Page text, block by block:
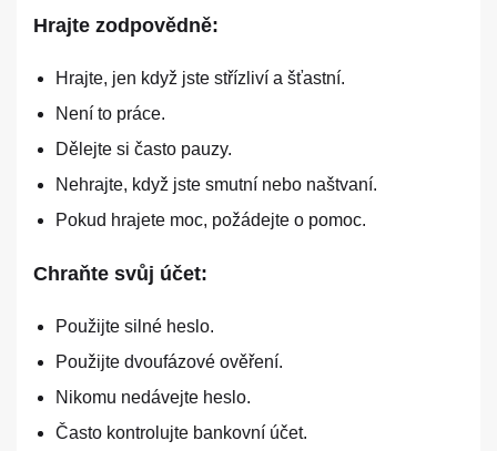
Hrajte zodpovědně:
Hrajte, jen když jste střízliví a šťastní.
Není to práce.
Dělejte si často pauzy.
Nehrajte, když jste smutní nebo naštvaní.
Pokud hrajete moc, požádejte o pomoc.
Chraňte svůj účet:
Použijte silné heslo.
Použijte dvoufázové ověření.
Nikomu nedávejte heslo.
Často kontrolujte bankovní účet.